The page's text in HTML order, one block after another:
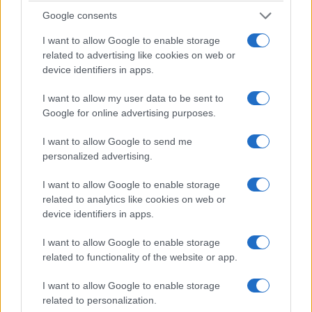
Google consents
I want to allow Google to enable storage
related to advertising like cookies on web or
device identifiers in apps.
I want to allow my user data to be sent to
Google for online advertising purposes.
I want to allow Google to send me
personalized advertising.
I want to allow Google to enable storage
related to analytics like cookies on web or
device identifiers in apps.
I want to allow Google to enable storage
related to functionality of the website or app.
I want to allow Google to enable storage
related to personalization.
La visitatrice avrebbe inoltre rivolto una domanda
alla responsabile del gruppo, chiedendole se
condividesse la protesta. Dalle testimonianze
rispondere direttamente, facendo riferimento
anche alla necessità di proseguire la visita. Gli
come una “protesta contro il genocidio a Gaza”,
collegando quindi la manifestazione alla
situazione nella Striscia.